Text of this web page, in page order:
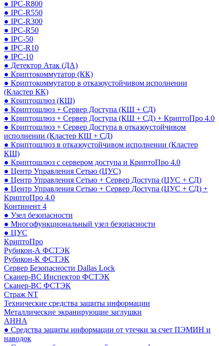
● IPC-R800
● IPC-R550
● IPC-R300
● IPC-R50
● IPC-50
● IPC-R10
● IPC-10
● Детектор Атак (ДА)
● Криптокоммутатор (КК)
● Криптокоммутатор в отказоустойчивом исполнении
(Кластер КК)
● Криптошлюз (КШ)
● Криптошлюз + Сервер Доступа (КШ + СД)
● Криптошлюз + Сервер Доступа (КШ + СД) + КриптоПро 4.0
● Криптошлюз + Сервер Доступа в отказоустойчивом
исполнении (Кластер КШ + СД)
● Криптошлюз в отказоустойчивом исполнении (Кластер
КШ)
● Криптошлюз с сервером доступа и КриптоПро 4.0
● Центр Управления Сетью (ЦУС)
● Центр Управления Сетью + Сервер Доступа (ЦУС + СД)
● Центр Управления Сетью + Сервер Доступа (ЦУС + СД) +
КриптоПро 4.0
Континент 4
● Узел безопасности
● Многофункциональный узел безопасности
● ЦУС
КриптоПро
Рубикон-А ФСТЭК
Рубикон-К ФСТЭК
Сервер Безопасности Dallas Lock
Сканер-ВС Инспектор ФСТЭК
Сканер-ВС ФСТЭК
Страж NT
Технические средства защиты информации
Металлические экранирующие заглушки
АННА
● Средства защиты информации от утечки за счет ПЭМИН и
наводок